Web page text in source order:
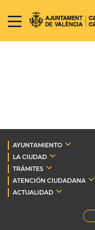
AYUNTAMIENTO
LA CIUDAD
TRÁMITES
ATENCIÓN CIUDADANA
ACTUALIDAD